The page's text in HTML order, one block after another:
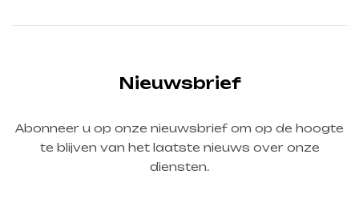
Nieuwsbrief
Abonneer u op onze nieuwsbrief om op de hoogte
te blijven van het laatste nieuws over onze
diensten.